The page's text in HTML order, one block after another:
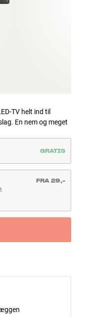
TV helt ind til
En nem og meget
GRATIS
FRA 29,-